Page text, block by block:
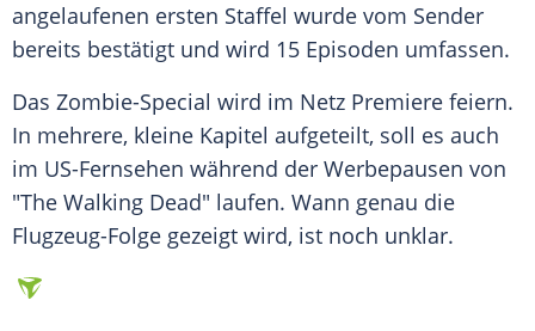
angelaufenen ersten Staffel wurde vom Sender
bereits bestätigt und wird 15 Episoden umfassen.
Das Zombie-Special wird im Netz Premiere feiern.
In mehrere, kleine Kapitel aufgeteilt, soll es auch
im US-Fernsehen während der Werbepausen von
"The Walking Dead" laufen. Wann genau die
Flugzeug-Folge gezeigt wird, ist noch unklar.